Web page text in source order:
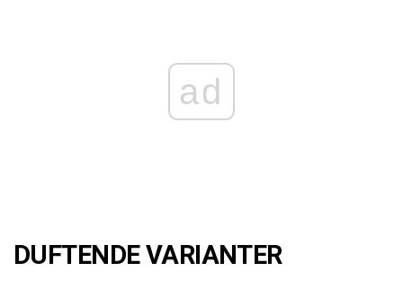
ad
DUFTENDE VARIANTER